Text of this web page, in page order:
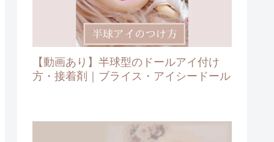
【動画あり】半球型のドールアイ付け
方・接着剤｜ブライス・アイシードール